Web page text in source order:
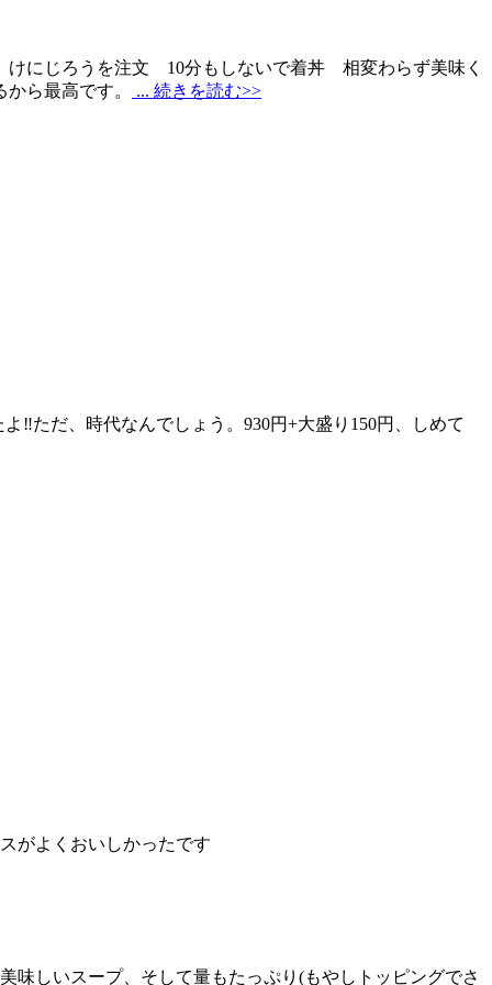
けにじろうを注文 10分もしないで着丼 相変わらず美味く
ら最高です。
... 続きを読む>>
‼️ただ、時代なんでしょう。930円+大盛り150円、しめて
がよくおいしかったです
味しいスープ、そして量もたっぷり(もやしトッピングでさ